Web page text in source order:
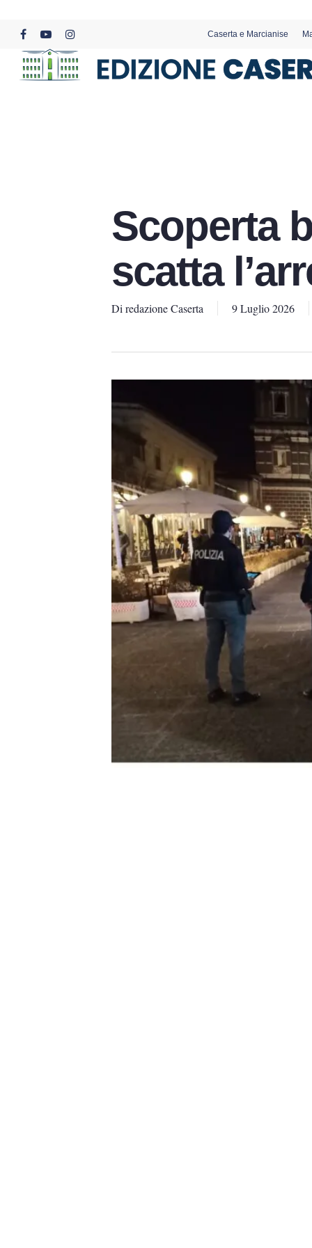
content
facebookyoutubeinstagram
Caserta e Marcianise
Scoperta
scatta
Di redazione Caserta 9 Luglio 2026